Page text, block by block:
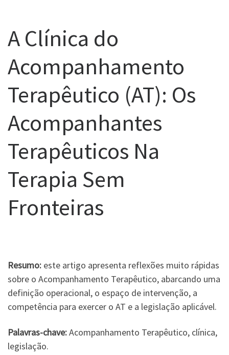
A Clínica do
Acompanhamento
Terapêutico (AT): Os
Acompanhantes
Terapêuticos Na
Terapia Sem
Fronteiras
Resumo: este artigo apresenta reflexões muito rápidas
sobre o Acompanhamento Terapêutico, abarcando uma
definição operacional, o espaço de intervenção, a
competência para exercer o AT e a legislação aplicável.
Palavras-chave:Acompanhamento Terapêutico, clínica,
legislação.